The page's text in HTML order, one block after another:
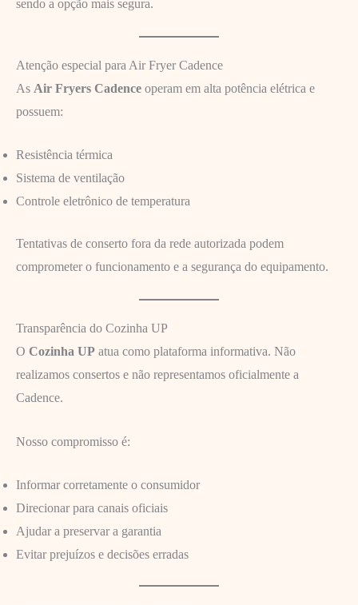
sendo a opção mais segura.
Atenção especial para Air Fryer Cadence
As Air Fryers Cadence operam em alta potência elétrica e
possuem:
Resistência térmica
Sistema de ventilação
Controle eletrônico de temperatura
Tentativas de conserto fora da rede autorizada podem
comprometer o funcionamento e a segurança do equipamento.
Transparência do Cozinha UP
O Cozinha UP atua como plataforma informativa. Não
realizamos consertos e não representamos oficialmente a
Cadence.
Nosso compromisso é:
Informar corretamente o consumidor
Direcionar para canais oficiais
Ajudar a preservar a garantia
Evitar prejuízos e decisões erradas